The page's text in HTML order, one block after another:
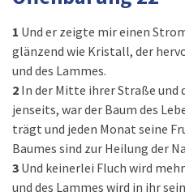
1 Und er zeigte mir einen
glänzend wie Kristall, der
und des Lammes.
2 In der Mitte ihrer Straße und
jenseits, war der Baum des
trägt und jeden Monat seine
Baumes sind zur Heilung der
3 Und keinerlei Fluch wird
und des Lammes wird in ihr